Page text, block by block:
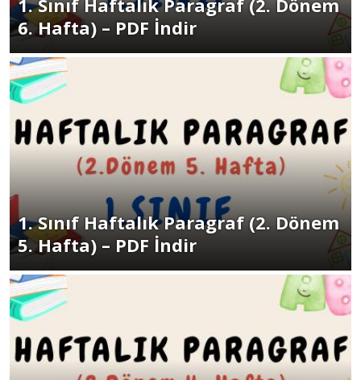
1. Sınıf Haftalık Paragraf (2. Dönem
6. Hafta) – PDF İndir
1. Sınıf Haftalık Paragraf (2. Dönem
5. Hafta) – PDF İndir